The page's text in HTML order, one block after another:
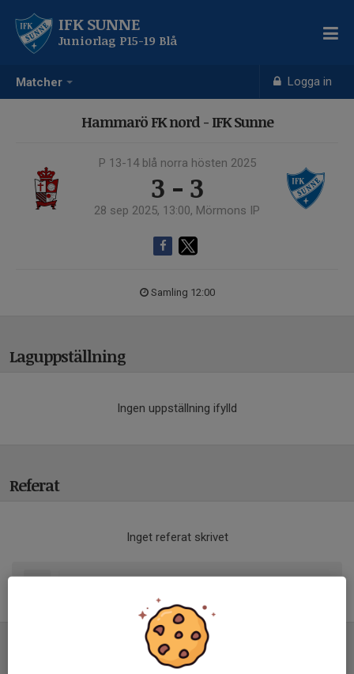
Matcher Logga in
IFK SUNNE
Juniorlag P15-19 Blå
Hammarö FK nord - IFK Sunne
P 13-14 blå norra hösten 2025
3 - 3
28 sep 2025, 13:00, Mörmons IP
Samling 12:00
Laguppställning
Ingen uppställning ifylld
Referat
Inget referat skrivet